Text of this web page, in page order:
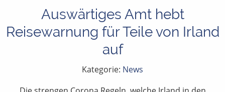
Auswärtiges Amt hebt
Reisewarnung für Teile von Irland
auf
Kategorie: News